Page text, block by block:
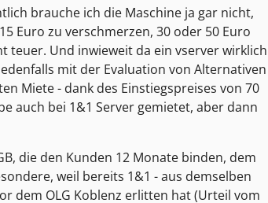
brauche ich die Maschine ja gar nicht,
Euro zu verschmerzen, 30 oder 50 Euro
teuer. Und inwieweit da ein vserver wirklich
mit der Evaluation von Alternativen
Miete - dank des Einstiegspreises von 70
auch bei 1&1 Server gemietet, aber dann
die den Kunden 12 Monate binden, dem
weil bereits 1&1 - aus demselben
dem OLG Koblenz erlitten hat (Urteil vom